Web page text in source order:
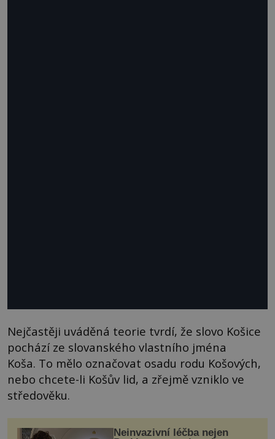
Nejčastěji uváděná teorie tvrdí, že slovo Košice
pochází ze slovanského vlastního jména
Koša. To mělo označovat osadu rodu Košových,
nebo chcete-li Košův lid, a zřejmě vzniklo ve
středověku.
Neinvazivní léčba nejen